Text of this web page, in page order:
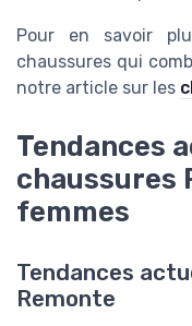
Pour en savoir
chaussures qui
notre article sur les
Tendances
chaussures
femmes
Tendances
Remonte